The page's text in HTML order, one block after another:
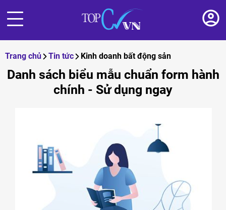
Trang chủ Tin tức Kinh doanh bất động sản
Danh sách biểu mẫu chuẩn form hành
chính - Sử dụng ngay